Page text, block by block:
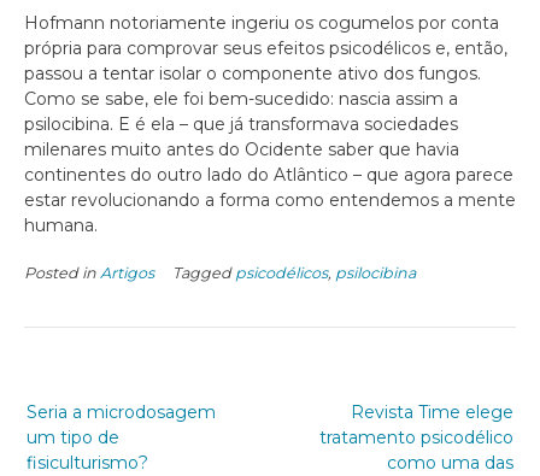
Hofmann notoriamente ingeriu os cogumelos por conta
própria para comprovar seus efeitos psicodélicos e, então,
passou a tentar isolar o componente ativo dos fungos.
Como se sabe, ele foi bem-sucedido: nascia assim a
psilocibina. E é ela – que já transformava sociedades
milenares muito antes do Ocidente saber que havia
continentes do outro lado do Atlântico – que agora parece
estar revolucionando a forma como entendemos a mente
humana.
Posted in Artigos Tagged psicodélicos, psilocibina
Revista Time elege
tratamento psicodélico
como uma das
Seria a microdosagem
um tipo de
fisiculturismo?